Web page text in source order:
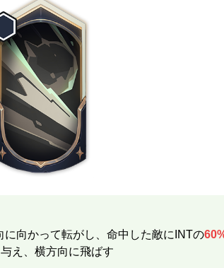
向かって転がし、命中した敵にINTの
え、横方向に飛ばす